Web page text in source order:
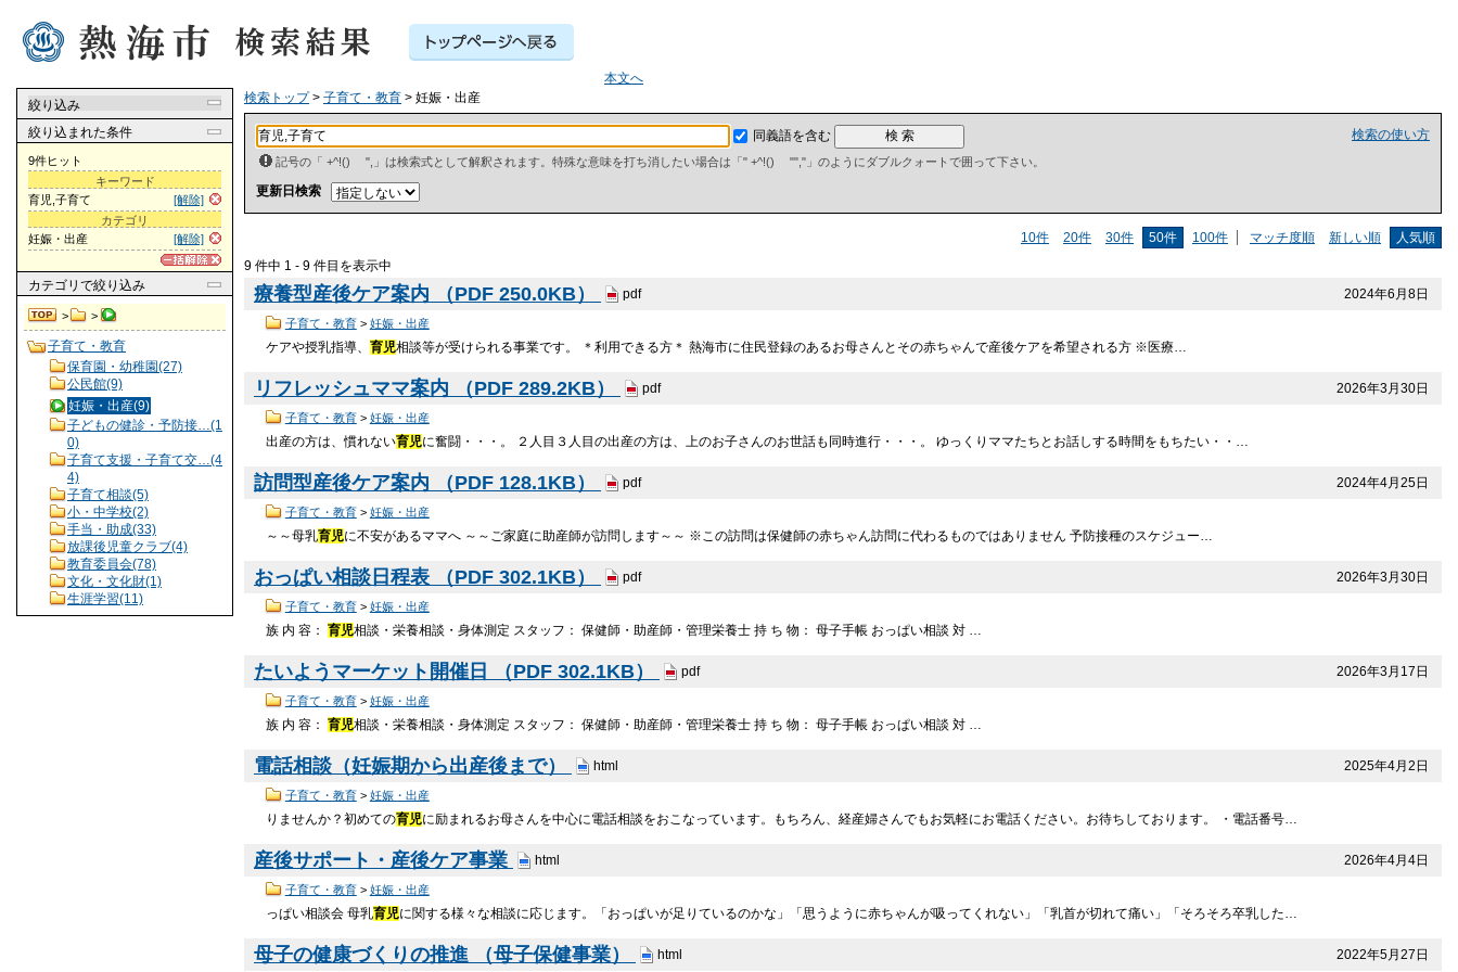
本文へ
絞り込み
絞り込まれた条件
9件ヒット
キーワード
[解除]
育児,子育て
カテゴリ
[解除]
妊娠・出産
カテゴリ で絞り込み
> >
子育て・教育
保育園・幼稚園(27)
公民館(9)
妊娠・出産(9)
子どもの健診・予防接…(1
0)
子育て支援・子育て交…(4
4)
子育て相談(5)
小・中学校(2)
手当・助成(33)
放課後児童クラブ(4)
教育委員会(78)
文化・文化財(1)
生涯学習(11)
検索トップ> 子育て・教育 > 妊娠・出産
検索の使い方
同義語を含む
記号の「 +^!() ",」は検索式として解釈されます。特殊な意味を打ち消したい場合は「" +^!() "","」のようにダブルクォートで囲って下さい。
更新日検索
10件 20件 30件 50件 100件 マッチ度順 新しい順
人気順
9 件中 1 - 9 件目を表示中
2024年6月8日
療養型産後ケア案内 （PDF 250.0KB） pdf
子育て・教育> 妊娠・出産
ケアや授乳指導、育児相談等が受けられる事業です。 ＊利用できる方＊ 熱海市に住民登録のあるお母さんとその赤ちゃんで産後ケアを希望される方 ※医療…
2026年3月30日
リフレッシュママ案内 （PDF 289.2KB） pdf
子育て・教育> 妊娠・出産
出産の方は、慣れない育児に奮闘・・・。 ２人目３人目の出産の方は、上のお子さんのお世話も同時進行・・・。 ゆっくりママたちとお話しする時間をもちたい・・…
2024年4月25日
訪問型産後ケア案内 （PDF 128.1KB） pdf
子育て・教育> 妊娠・出産
～～母乳育児に不安があるママへ ～～ご家庭に助産師が訪問します～～ ※この訪問は保健師の赤ちゃん訪問に代わるものではありません 予防接種のスケジュー…
2026年3月30日
おっぱい相談日程表 （PDF 302.1KB） pdf
子育て・教育> 妊娠・出産
族 内 容：育児相談・栄養相談・身体測定 スタッフ： 保健師・助産師・管理栄養士 持 ち 物： 母子手帳 おっぱい相談 対 …
2026年3月17日
たいようマーケット開催日 （PDF 302.1KB） pdf
子育て・教育> 妊娠・出産
族 内 容：育児相談・栄養相談・身体測定 スタッフ： 保健師・助産師・管理栄養士 持 ち 物： 母子手帳 おっぱい相談 対 …
2025年4月2日
電話相談（妊娠期から出産後まで） html
子育て・教育> 妊娠・出産
りませんか？初めての育児に励まれるお母さんを中心に電話相談をおこなっています。もちろん、経産婦さんでもお気軽にお電話ください。お待ちしております。 ・電話番号…
2026年4月4日
産後サポート・産後ケア事業 html
子育て・教育> 妊娠・出産
っぱい相談会 母乳育児に関する様々な相談に応じます。「おっぱいが足りているのかな」「思うように赤ちゃんが吸ってくれない」「乳首が切れて痛い」「そろそろ卒乳した…
2022年5月27日
母子の健康づくりの推進 （母子保健事業） html